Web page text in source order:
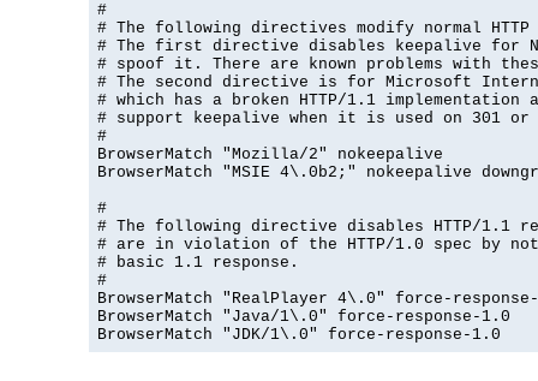
#
# The following directives modify normal HTTP
# The first directive disables keepalive for
# spoof it. There are known problems with
# The second directive is for Microsoft
# which has a broken HTTP/1.1 implementation
# support keepalive when it is used on 301
#
BrowserMatch "Mozilla/2" nokeepalive
BrowserMatch "MSIE 4\.0b2;" nokeepalive
#
# The following directive disables HTTP/1.1
# are in violation of the HTTP/1.0 spec by
# basic 1.1 response.
#
BrowserMatch "RealPlayer 4\.0" force-
BrowserMatch "Java/1\.0" force-response-1.0
BrowserMatch "JDK/1\.0" force-response-1.0